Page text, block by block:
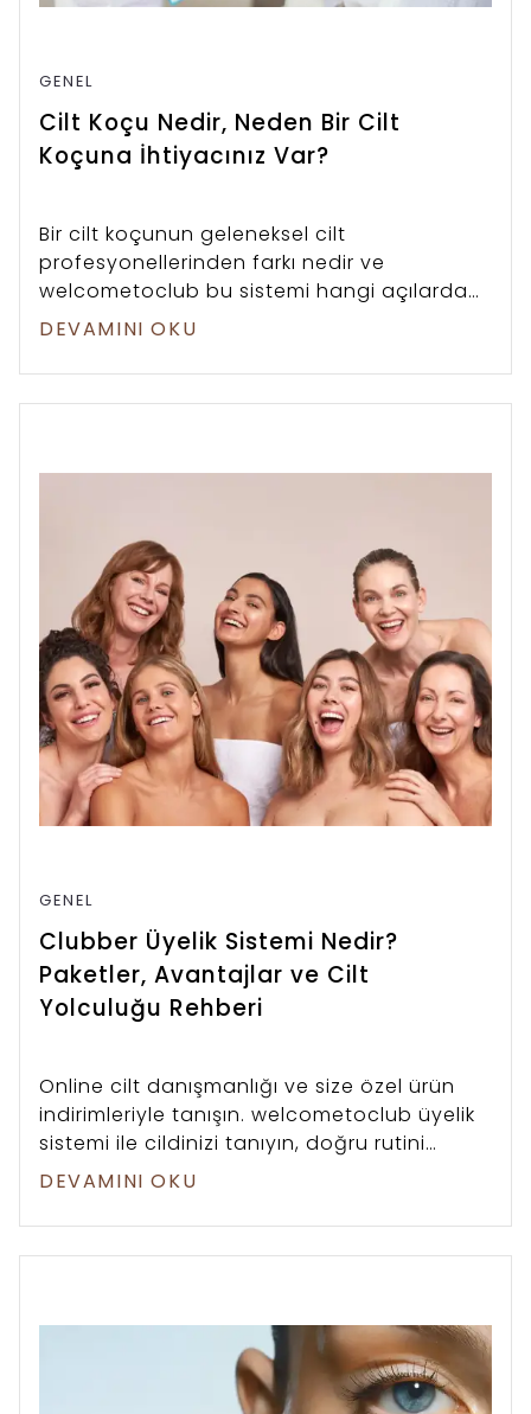
GENEL
Cilt Koçu Nedir, Neden Bir Cilt
Koçuna İhtiyacınız Var?
Bir cilt koçunun geleneksel cilt
profesyonellerinden farkı nedir ve
welcometoclub bu sistemi hangi açılardan
bambaşka bir boyuta taşıyor?
DEVAMINI OKU
GENEL
Clubber Üyelik Sistemi Nedir?
Paketler, Avantajlar ve Cilt
Yolculuğu Rehberi
Online cilt danışmanlığı ve size özel ürün
indirimleriyle tanışın. welcometoclub üyelik
sistemi ile cildinizi tanıyın, doğru rutini
oluşturun.
DEVAMINI OKU